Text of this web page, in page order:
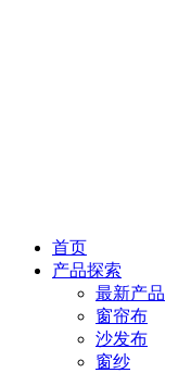
首页
产品探索
最新产品
窗帘布
沙发布
窗纱